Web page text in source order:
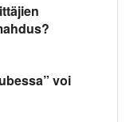
voi